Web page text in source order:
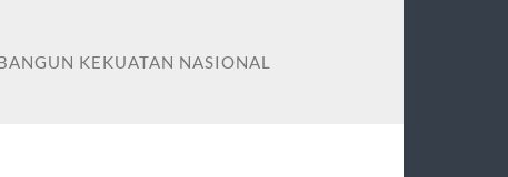
KEKUATAN NASIONAL